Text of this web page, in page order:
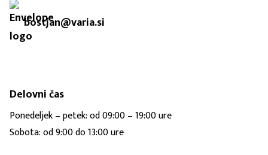
bostjan@varia.si
Delovni čas
Ponedeljek – petek: od 09:00 – 19:00 ure
Sobota: od 9:00 do 13:00 ure